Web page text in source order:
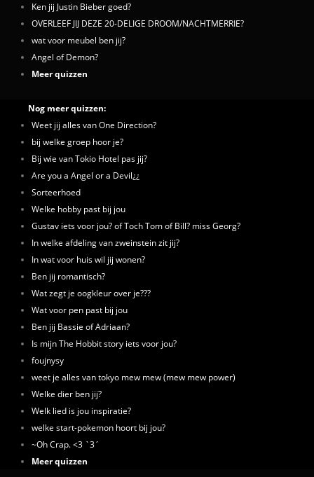
Ken jij Justin Bieber goed?
OVERLEEF JIJ DEZE 20-DELIGE DROOM/NACHTMERRIE?
wat voor meubel ben jij?
Angel of Demon?
Meer quizzen
Nog meer quizzen:
Weet jij alles van One Direction?
bij welke groep hoor je?
Bij wie van Tokio Hotel pas jij?
Are you a Angel or a Devil¿¿
Sorteerhoed
Welke hobby past bij jou
Gustav iets voor jou? of Toch Tom of Bill? miss Georg?
In welke afdeling van zweinstein zit jij?
In wat voor huis wil jij wonen?
Ben jij romantisch?
Wat zegt je oogkleur over je???
Wat voor pen past bij jou
Ben jij Bassie of Adriaan?
Is mijn The Hobbit story iets voor jou?
foujnysy
weet je alles van tokyo mew mew (mew mew power)
Welke dier ben jij?
Welk lied is jou inspiratie?
welke start-pokemon hoort bij jou?
~Oh Crap. <3 `3´
Meer quizzen